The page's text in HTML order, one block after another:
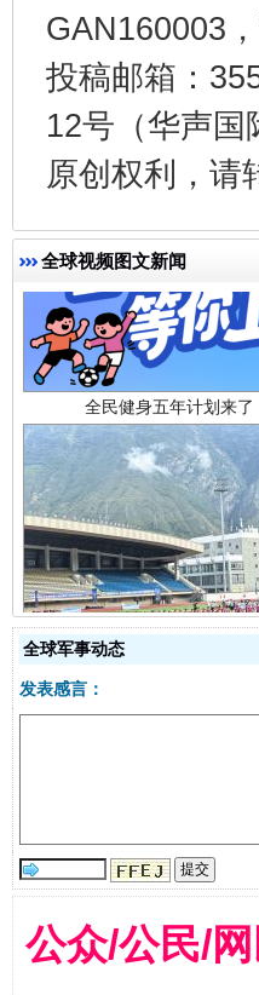
GAN160003
投稿邮箱：
12号（华声
原创权利，请
全球视频图文新闻
全民健身五年计划来了
阿坝州三大球赛在
全球军事动态
发表感言：
公众/公民/